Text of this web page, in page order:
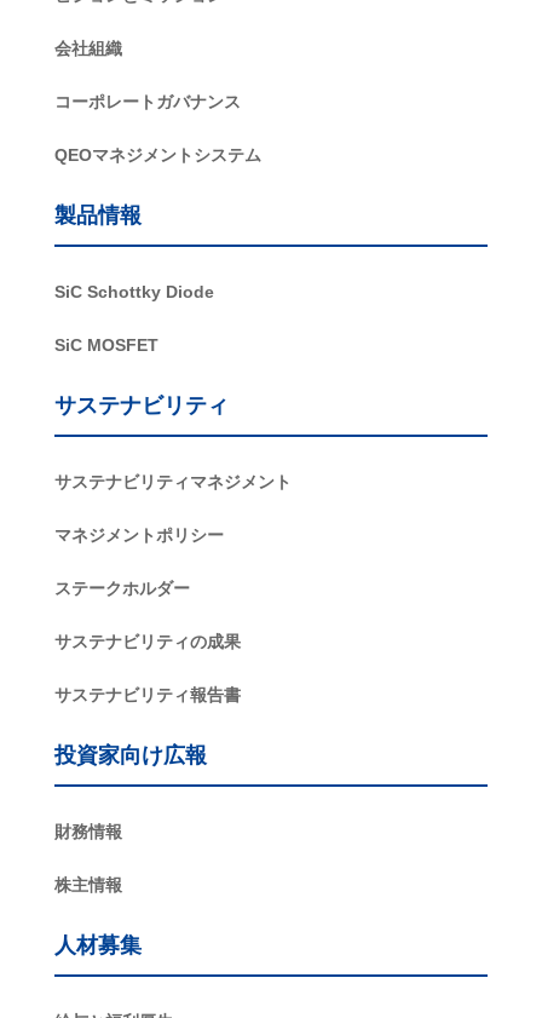
会社組織
コーポレートガバナンス
QEOマネジメントシステム
製品情報
SiC Schottky Diode
SiC MOSFET
サステナビリティ
サステナビリティマネジメント
マネジメントポリシー
ステークホルダー
サステナビリティの成果
サステナビリティ報告書
投資家向け広報
財務情報
株主情報
人材募集